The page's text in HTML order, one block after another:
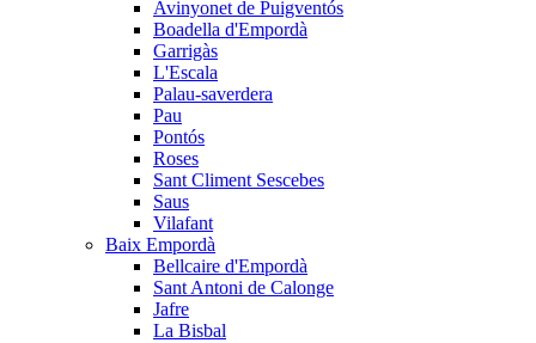
Avinyonet de Puigventós
Boadella d'Empordà
Garrigàs
L'Escala
Palau-saverdera
Pau
Pontós
Roses
Sant Climent Sescebes
Saus
Vilafant
Baix Empordà
Bellcaire d'Empordà
Sant Antoni de Calonge
Jafre
La Bisbal